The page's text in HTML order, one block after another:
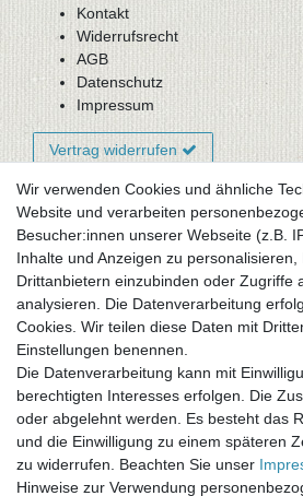
Kontakt
Widerrufsrecht
AGB
Datenschutz
Impressum
Vertrag widerrufen
Newsletter-Anmeldung
FAQ / Fragen
Mein Warenkorb
Mein Merkzettel
Mein Konto
UNSER LADENGESCHÄFT
Gottlieb-Daimler-Str. 10
33334 Gütersloh
ÖFFNUNGSZEITEN
Montag - Dienstag: 8.00 - 18.00 Uhr,
Wir verwenden Cookies und ähnliche
Website und verarbeiten
Besucher:innen unserer Webseite (z.B.
Inhalte und Anzeigen zu personalisieren,
Drittanbietern einzubinden oder Zugriffe
analysieren. Die Datenverarbeitung
Cookies. Wir teilen diese Daten mit
Einstellungen benennen.
Die Datenverarbeitung kann mit
berechtigten Interesses erfolgen. Die
oder abgelehnt werden. Es besteht das
und die Einwilligung zu einem späteren
zu widerrufen. Beachten Sie unser
Hinweise zur Verwendung